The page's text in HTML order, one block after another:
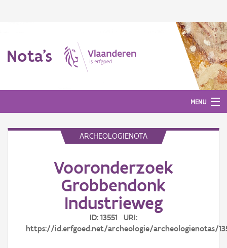
Nota's
MENU
ARCHEOLOGIENOTA
Vooronderzoek
Grobbendonk
Industrieweg
ID: 13551 URI:
https://id.erfgoed.net/archeologie/archeologienotas/